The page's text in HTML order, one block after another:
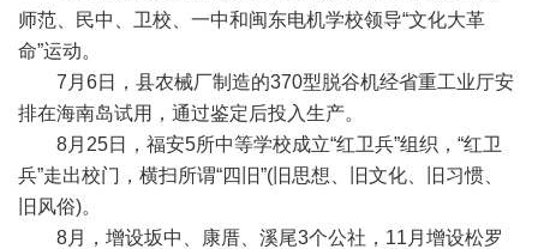
师范、民中、卫校、一中和闽东电机学校领导“文化大革
命”运动。
7月6日，县农械厂制造的370型脱谷机经省重工业厅安
排在海南岛试用，通过鉴定后投入生产。
8月25日，福安5所中等学校成立“红卫兵”组织，“红卫
兵”走出校门，横扫所谓“四旧”(旧思想、旧文化、旧习惯、
旧风俗)。
8月，增设坂中、康厝、溪尾3个公社，11月增设松罗